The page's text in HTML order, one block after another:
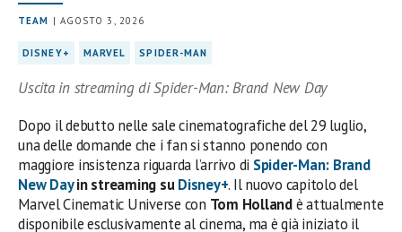
TEAM | AGOSTO 3, 2026
DISNEY+ MARVEL SPIDER-MAN
Uscita in streaming di Spider-Man: Brand New Day
Dopo il debutto nelle sale cinematografiche del 29 luglio,
una delle domande che i fan si stanno ponendo con
maggiore insistenza riguarda l’arrivo di Spider-Man: Brand
New Dayin streaming suDisney+. Il nuovo capitolo del
Marvel Cinematic Universe con Tom Hollandè attualmente
disponibile esclusivamente al cinema, ma è già iniziato il